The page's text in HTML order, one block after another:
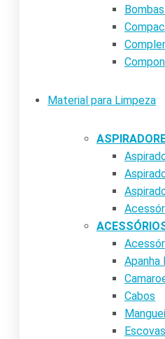
Material para Limpeza
Apanha
Cabos